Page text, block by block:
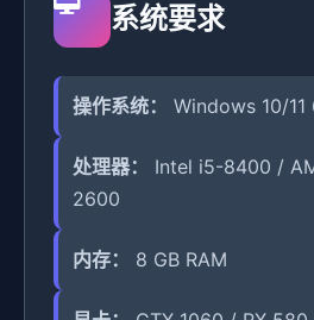
系统要求
操作系统： Windows 10/11
处理器：
Intel i5-8400 /
2600
内存： 8 GB RAM